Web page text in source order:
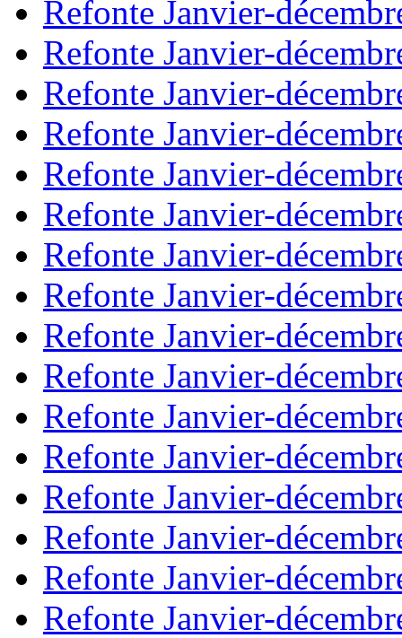
Refonte Janvier-
Refonte Janvier-
Refonte Janvier-
Refonte Janvier-
Refonte Janvier-
Refonte Janvier-
Refonte Janvier-
Refonte Janvier-
Refonte Janvier-
Refonte Janvier-
Refonte Janvier-
Refonte Janvier-
Refonte Janvier-
Refonte Janvier-
Refonte Janvier-
Refonte Janvier-